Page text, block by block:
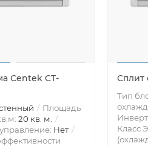
Centek CT-
Площадь
20 кв. м.
Нет
Сплит
Тип
Класс